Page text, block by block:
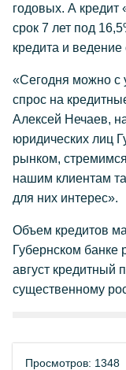
годовых. А кредит
срок 7 лет под
кредита и
«Сегодня можно с
спрос на
Алексей Нечаев,
юридических лиц
рынком,
нашим клиентам
для них интерес».
Объем кредитов
Губернском банке
август кредитный
существенному
Просмотров: 1348